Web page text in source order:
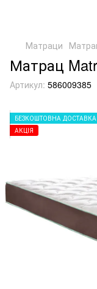
Матраци
Матрац
Артикул: 586009385
БЕЗКОШТОВНА ДОСТАВКА
АКЦІЯ